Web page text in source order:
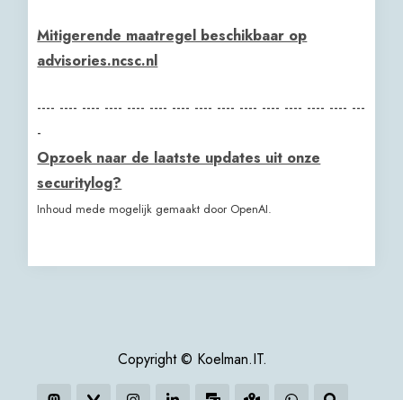
Mitigerende maatregel beschikbaar op
advisories.ncsc.nl
---- ---- ---- ---- ---- ---- ---- ---- ---- ---- ---- ---- ---- ---- ---
-
Opzoek naar de laatste updates uit onze
securitylog?
Inhoud mede mogelijk gemaakt door OpenAI.
Copyright © Koelman.IT.